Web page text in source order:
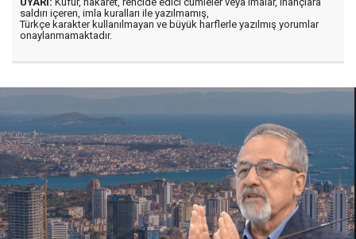
saldırı içeren, imla kuralları ile yazılmamış,
Türkçe karakter kullanılmayan ve büyük harflerle yazılmış yorumlar
onaylanmamaktadır.